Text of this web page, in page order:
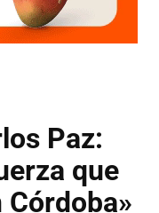
Paz:
que